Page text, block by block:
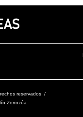
reservados /
Zorrozúa